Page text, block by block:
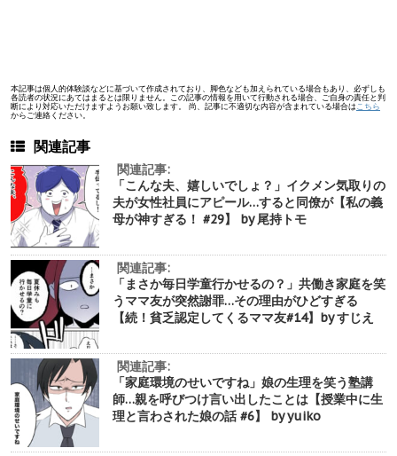
本記事は個人的体験談などに基づいて作成されており、脚色なども加えられている場合もあり、必ずしも
各読者の状況にあてはまるとは限りません。この記事の情報を用いて行動される場合、ご自身の責任と判
断により対応いただけますようお願い致します。 尚、記事に不適切な内容が含まれている場合は こちら
からご連絡ください。
関連記事
関連記事:
「こんな夫、嬉しいでしょ？」イクメン気取りの
夫が女性社員にアピール…すると同僚が【私の義
母が神すぎる！ #29】 by 尾持トモ
関連記事:
「まさか毎日学童行かせるの？」共働き家庭を笑
うママ友が突然謝罪…その理由がひどすぎる
【続！貧乏認定してくるママ友#14】by すじえ
関連記事:
「家庭環境のせいですね」娘の生理を笑う塾講
師…親を呼びつけ言い出したことは【授業中に生
理と言わされた娘の話 #6】 by yuiko